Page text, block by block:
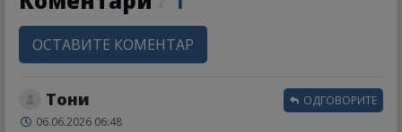
ОСТАВИТЕ КОМЕНТАР
Тони
06.06.2026 06:48
ОДГОВОРИТЕ